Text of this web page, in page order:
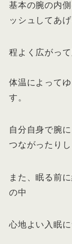
基本の腕の内
ッシュしてあげ
程よく広がっ
体温によって
す。
自分自身で腕
つながったりし
また、眠る前
の中
心地よい入眠